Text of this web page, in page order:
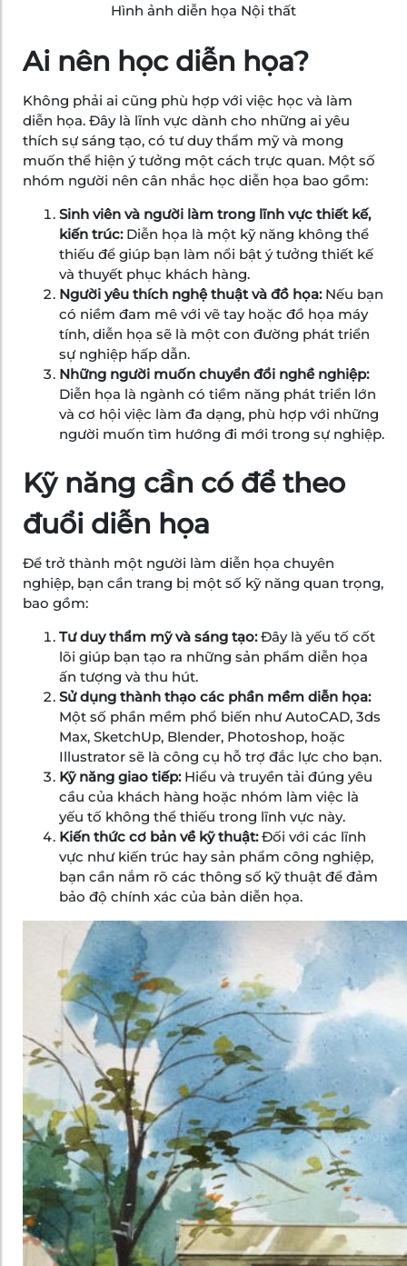
Hình ảnh diễn họa Nội thất
Ai nên học diễn họa?
Không phải ai cũng phù hợp với việc học và làm
diễn họa. Đây là lĩnh vực dành cho những ai yêu
thích sự sáng tạo, có tư duy thẩm mỹ và mong
muốn thể hiện ý tưởng một cách trực quan. Một số
nhóm người nên cân nhắc học diễn họa bao gồm:
Sinh viên và người làm trong lĩnh vực thiết kế,
kiến trúc:Diễn họa là một kỹ năng không thể
thiếu để giúp bạn làm nổi bật ý tưởng thiết kế
và thuyết phục khách hàng.
Người yêu thích nghệ thuật và đồ họa:Nếu bạn
có niềm đam mê với vẽ tay hoặc đồ họa máy
tính, diễn họa sẽ là một con đường phát triển
sự nghiệp hấp dẫn.
Những người muốn chuyển đổi nghề nghiệp:
Diễn họa là ngành có tiềm năng phát triển lớn
và cơ hội việc làm đa dạng, phù hợp với những
người muốn tìm hướng đi mới trong sự nghiệp.
Kỹ năng cần có để theo
đuổi diễn họa
Để trở thành một người làm diễn họa chuyên
nghiệp, bạn cần trang bị một số kỹ năng quan trọng,
bao gồm:
Tư duy thẩm mỹ và sáng tạo:Đây là yếu tố cốt
lõi giúp bạn tạo ra những sản phẩm diễn họa
ấn tượng và thu hút.
Sử dụng thành thạo các phần mềm diễn họa:
Một số phần mềm phổ biến như AutoCAD, 3ds
Max, SketchUp, Blender, Photoshop, hoặc
Illustrator sẽ là công cụ hỗ trợ đắc lực cho bạn.
Kỹ năng giao tiếp:Hiểu và truyền tải đúng yêu
cầu của khách hàng hoặc nhóm làm việc là
yếu tố không thể thiếu trong lĩnh vực này.
Kiến thức cơ bản về kỹ thuật:Đối với các lĩnh
vực như kiến trúc hay sản phẩm công nghiệp,
bạn cần nắm rõ các thông số kỹ thuật để đảm
bảo độ chính xác của bản diễn họa.